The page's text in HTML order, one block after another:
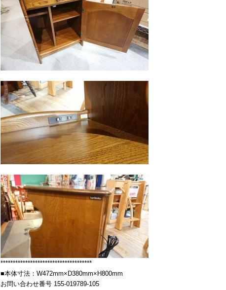
*************************************
■本体寸法：W472mm×D380mm×H800mm
お問い合わせ番号 155-019789-105